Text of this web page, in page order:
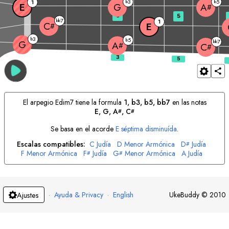
G b3
A#
b5
C#
bb7
C#
bb7 E 1
E 1 G A#
3 5
El arpegio Edim7 tiene la formula 1, b3, b5, bb7en las notas
E, G, A#, C#
Se basa en el acorde E séptima disminuída.
Escalas compatibles: C Judía D Menor Armónica D# Judía
F Menor Armónica F# Judía G# Menor Armónica A Judía
B Menor Armónica
Ajustes · Ayuda & Privacy · English UkeBuddy © 2010